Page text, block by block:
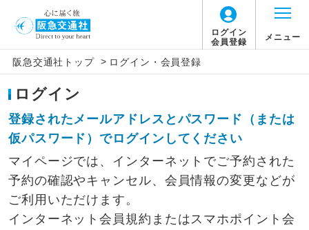
ログイン
会員登録
メニュー
阪急交通社トップ > ログイン・会員登録
ログイン
登録されたメールアドレスとパスワード（または
仮パスワード）でログインしてください
マイページでは、インターネットでご予約された
予約の確認やキャンセル、会員情報の変更などが
ご利用いただけます。
インターネット会員規約またはスマホポイント会